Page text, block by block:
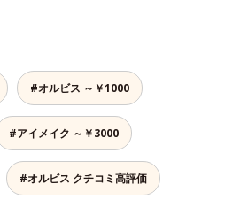
】皮
の
を保
ト※
燥を
エ
サ樹
シド
ビニ
まま
”の
うる
し、
る
用。
で、
透明
ローチする進化を遂げました。うる
おいを逃しやすい男性肌に着目し、
アイテム同士をなじみやすくする
「うるおいコネクト設計」を採用。
約し、よりシンプルなお手入れで、
ハリ・ツヤのある好印象な清潔透明
#オルビス ～￥1000
#アイメイク ～￥3000
#オルビス クチコミ高評価